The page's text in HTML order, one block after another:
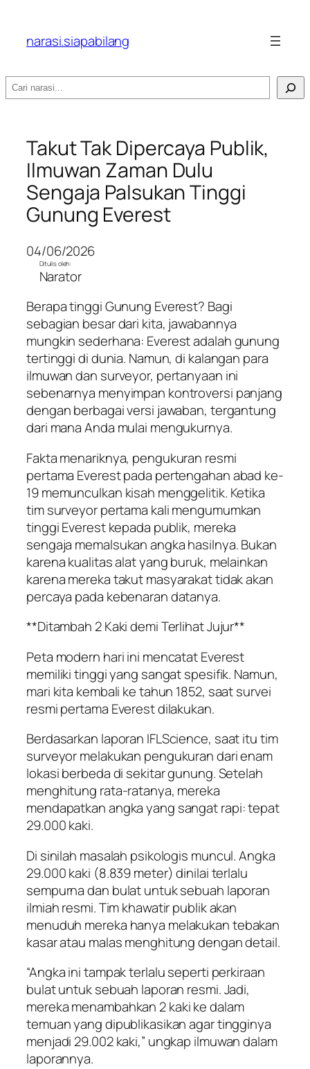
narasi.siapabilang
Search
Takut Tak Dipercaya Publik,
Ilmuwan Zaman Dulu
Sengaja Palsukan Tinggi
Gunung Everest
04/06/2026
Ditulis oleh:
Narator
Berapa tinggi Gunung Everest? Bagi
sebagian besar dari kita, jawabannya
mungkin sederhana: Everest adalah gunung
tertinggi di dunia. Namun, di kalangan para
ilmuwan dan surveyor, pertanyaan ini
sebenarnya menyimpan kontroversi panjang
dengan berbagai versi jawaban, tergantung
dari mana Anda mulai mengukurnya.
Fakta menariknya, pengukuran resmi
pertama Everest pada pertengahan abad ke-
19 memunculkan kisah menggelitik. Ketika
tim surveyor pertama kali mengumumkan
tinggi Everest kepada publik, mereka
sengaja memalsukan angka hasilnya. Bukan
karena kualitas alat yang buruk, melainkan
karena mereka takut masyarakat tidak akan
percaya pada kebenaran datanya.
**Ditambah 2 Kaki demi Terlihat Jujur**
Peta modern hari ini mencatat Everest
memiliki tinggi yang sangat spesifik. Namun,
mari kita kembali ke tahun 1852, saat survei
resmi pertama Everest dilakukan.
Berdasarkan laporan IFLScience, saat itu tim
surveyor melakukan pengukuran dari enam
lokasi berbeda di sekitar gunung. Setelah
menghitung rata-ratanya, mereka
mendapatkan angka yang sangat rapi: tepat
29.000 kaki.
Di sinilah masalah psikologis muncul. Angka
29.000 kaki (8.839 meter) dinilai terlalu
sempurna dan bulat untuk sebuah laporan
ilmiah resmi. Tim khawatir publik akan
menuduh mereka hanya melakukan tebakan
kasar atau malas menghitung dengan detail.
“Angka ini tampak terlalu seperti perkiraan
bulat untuk sebuah laporan resmi. Jadi,
mereka menambahkan 2 kaki ke dalam
temuan yang dipublikasikan agar tingginya
menjadi 29.002 kaki,” ungkap ilmuwan dalam
laporannya.